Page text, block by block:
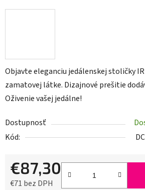
Objavte eleganciu jedálenskej stoličky
zamatovej látke. Dizajnové prešitie
Oživenie vašej jedálne!
Dostupnosť
Kód:
€87,30
€71 bez DPH